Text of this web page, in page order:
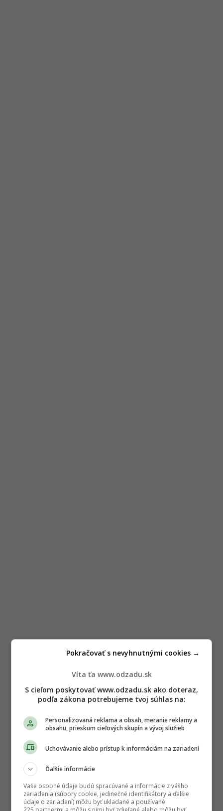
Víta ťa www.odzadu.sk
S cieľom poskytovať www.odzadu.sk ako doteraz,
podľa zákona potrebujeme tvoj súhlas na:
Personalizovaná reklama a obsah, meranie reklamy a
obsahu, prieskum cieľových skupín a vývoj služieb
Uchovávanie alebo prístup k informáciám na zariadení
Ďalšie informácie
Vaše osobné údaje budú spracúvané a informácie z vášho
zariadenia (súbory cookie, jedinečné identifikátory a ďalšie
údaje o zariadení) môžu byť ukladané a používané
Pokračovať s nevyhnutnými cookies →